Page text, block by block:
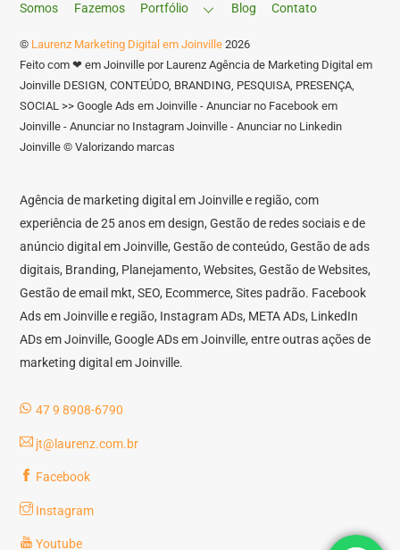
Somos Fazemos Portfólio Blog Contato
© Laurenz Marketing Digital em Joinville 2026
Feito com ❤ em Joinville por Laurenz Agência de Marketing Digital em
Joinville DESIGN, CONTEÚDO, BRANDING, PESQUISA, PRESENÇA,
SOCIAL >> Google Ads em Joinville - Anunciar no Facebook em
Joinville - Anunciar no Instagram Joinville - Anunciar no Linkedin
Joinville © Valorizando marcas
Agência de marketing digital em Joinville e região, com
experiência de 25 anos em design, Gestão de redes sociais e de
anúncio digital em Joinville, Gestão de conteúdo, Gestão de ads
digitais, Branding, Planejamento, Websites, Gestão de Websites,
Gestão de email mkt, SEO, Ecommerce, Sites padrão. Facebook
Ads em Joinville e região, Instagram ADs, META ADs, LinkedIn
ADs em Joinville, Google ADs em Joinville, entre outras ações de
marketing digital em Joinville.
47 9 8908-6790
jt@laurenz.com.br
Facebook
Instagram
Youtube